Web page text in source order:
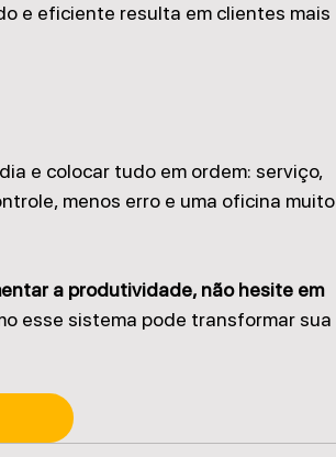
e eficiente resulta em clientes mais
e colocar tudo em ordem: serviço,
menos erro e uma oficina muito
a produtividade, não hesite em
esse sistema pode transformar sua